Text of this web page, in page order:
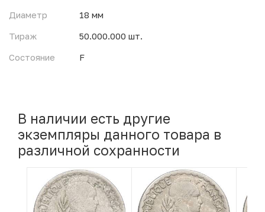
Диаметр
18 мм
Тираж
50.000.000 шт.
Состояние
F
В наличии есть другие
экземпляры данного товара в
различной сохранности